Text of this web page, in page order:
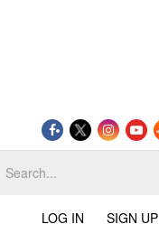
LOG IN SIGN UP